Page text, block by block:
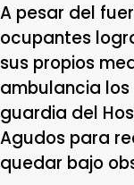
A pesar del
ocupantes
sus propios
ambulancia
guardia del
Agudos para
quedar bajo